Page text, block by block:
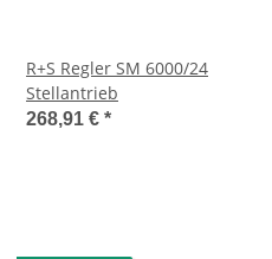
R+S Regler SM 6000/24
Stellantrieb
268,91 € *